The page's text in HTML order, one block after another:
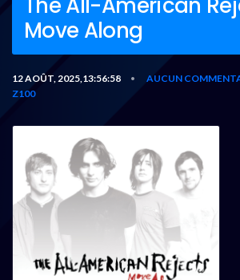
Move Along
12 AOÛT, 2025,13:56:58 • AUCUN
Z100